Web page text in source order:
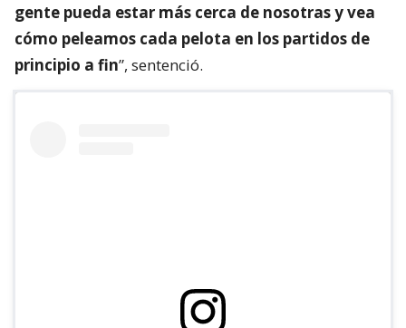
gente pueda estar más cerca de nosotras y vea
cómo peleamos cada pelota en los partidos de
principio a fin”, sentenció.